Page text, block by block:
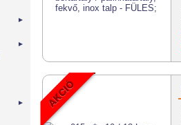
►
►
►